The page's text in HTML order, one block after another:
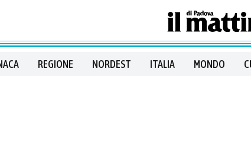
REGIONE NORDEST ITALIA MONDO